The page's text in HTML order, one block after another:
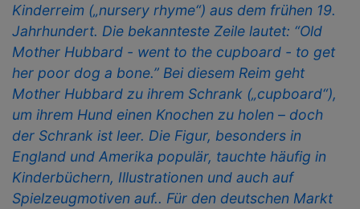
Kinderreim („nursery rhyme“) aus dem frühen 19.
Jahrhundert. Die bekannteste Zeile lautet: “Old
Mother Hubbard - went to the cupboard - to get
her poor dog a bone.” Bei diesem Reim geht
Mother Hubbard zu ihrem Schrank („cupboard“),
um ihrem Hund einen Knochen zu holen – doch
der Schrank ist leer. Die Figur, besonders in
England und Amerika populär, tauchte häufig in
Kinderbüchern, Illustrationen und auch auf
Spielzeugmotiven auf.. Für den deutschen Markt